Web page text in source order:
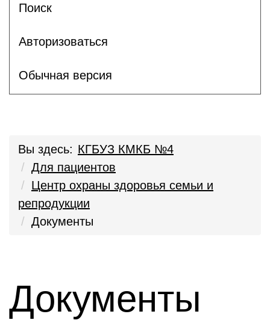
Поиск
Авторизоваться
Обычная версия
Вы здесь: КГБУЗ КМКБ №4
Для пациентов
Центр охраны здоровья семьи и
репродукции
Документы
Документы